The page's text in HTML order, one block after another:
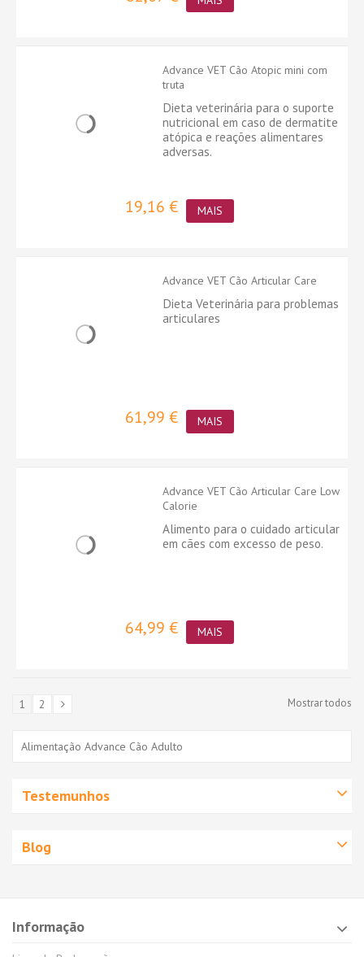
Advance VET Cão Atopic mini com
truta
Dieta veterinária para o suporte
nutricional em caso de dermatite
atópica e reações alimentares
adversas.
19,16 € MAIS
Advance VET Cão Articular Care
Dieta Veterinária para problemas
articulares
61,99 € MAIS
Advance VET Cão Articular Care Low
Calorie
Alimento para o cuidado articular
em cães com excesso de peso.
64,99 € MAIS
Mostrar todos
1 2
Alimentação Advance Cão Adulto
Testemunhos
Blog
Informação